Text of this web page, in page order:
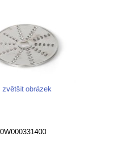
zvětšit obrázek